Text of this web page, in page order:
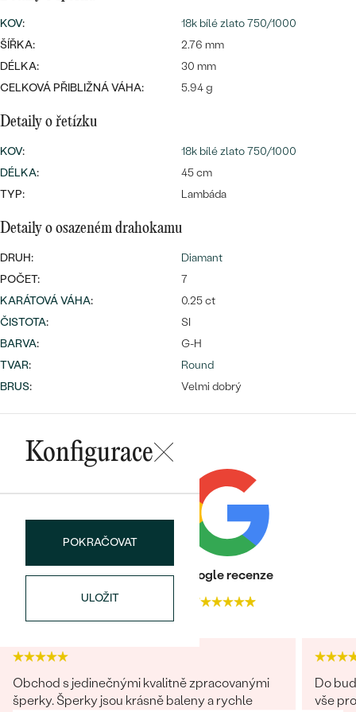
Nejprodávanější
snubní prsteny
PROHLÉDNOUT
DLE MATERIÁLU
STŘÍBRO
Wave kolekce
S LAB-GROWN DIAMANTY
SYMBOLICKÉ
PODLE PŘÍLEŽITOSTI
PODLE BARVY
PODLE TVARU KAMENE
DIAMANTY
Nejprodávanější
náušnice
LUXUSNÍ
Personalizované
přívěsky
OBJEVIT
CENOVĚ DOSTUPNÉ
LUXUSNÍ
Nejprodávanější
prsteny
PROHLÉDNOUT
KOV:
18k bílé zlato 750/1000
ŠÍŘKA:
2.76 mm
DÉLKA:
30 mm
CELKOVÁ PŘIBLIŽNÁ VÁHA:
5.94 g
Detaily o řetízku
KOV:
18k bílé zlato 750/1000
DÉLKA:
45 cm
TYP:
Lambáda
Detaily o osazeném drahokamu
DRUH:
Diamant
POČET:
7
KARÁTOVÁ VÁHA:
0.25 ct
ČISTOTA:
SI
BARVA:
G-H
TVAR:
Round
BRUS: Velmi dobrý
Konfigurace
POKRAČOVAT
ULOŽIT
Heureka recenze
4.9
Google recenze
4.7
Obchod s jedinečnými kvalitně zpracovanými
šperky. Šperky jsou krásně baleny a rychle
Do
vše